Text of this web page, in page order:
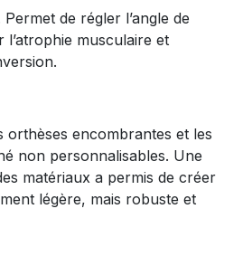
de régler l’angle de
l’atrophie musculaire et
orthèses encombrantes et les
non personnalisables. Une
matériaux a permis de créer
légère, mais robuste et